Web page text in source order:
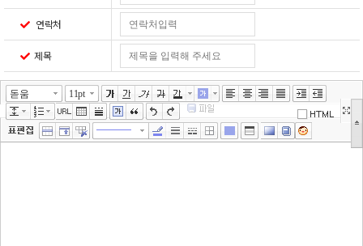
연락처
제목
돋움 11pt